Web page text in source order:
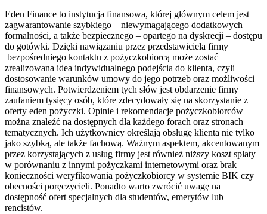
Eden Finance to instytucja finansowa, której głównym celem jest
zagwarantowanie szybkiego – niewymagającego dodatkowych
formalności, a także bezpiecznego – opartego na dyskrecji – dostępu
do gotówki. Dzięki nawiązaniu przez przedstawiciela firmy
bezpośredniego kontaktu z pożyczkobiorcą może zostać
zrealizowana idea indywidualnego podejścia do klienta, czyli
dostosowanie warunków umowy do jego potrzeb oraz możliwości
finansowych. Potwierdzeniem tych słów jest obdarzenie firmy
zaufaniem tysięcy osób, które zdecydowały się na skorzystanie z
oferty eden pożyczki. Opinie i rekomendacje pożyczkobiorców
można znaleźć na dostępnych dla każdego forach oraz stronach
tematycznych. Ich użytkownicy określają obsługę klienta nie tylko
jako szybką, ale także fachową. Ważnym aspektem, akcentowanym
przez korzystających z usług firmy jest również niższy koszt spłaty
w porównaniu z innymi pożyczkami internetowymi oraz brak
konieczności weryfikowania pożyczkobiorcy w systemie BIK czy
obecności poręczycieli. Ponadto warto zwrócić uwagę na
dostępność ofert specjalnych dla studentów, emerytów lub
rencistów.